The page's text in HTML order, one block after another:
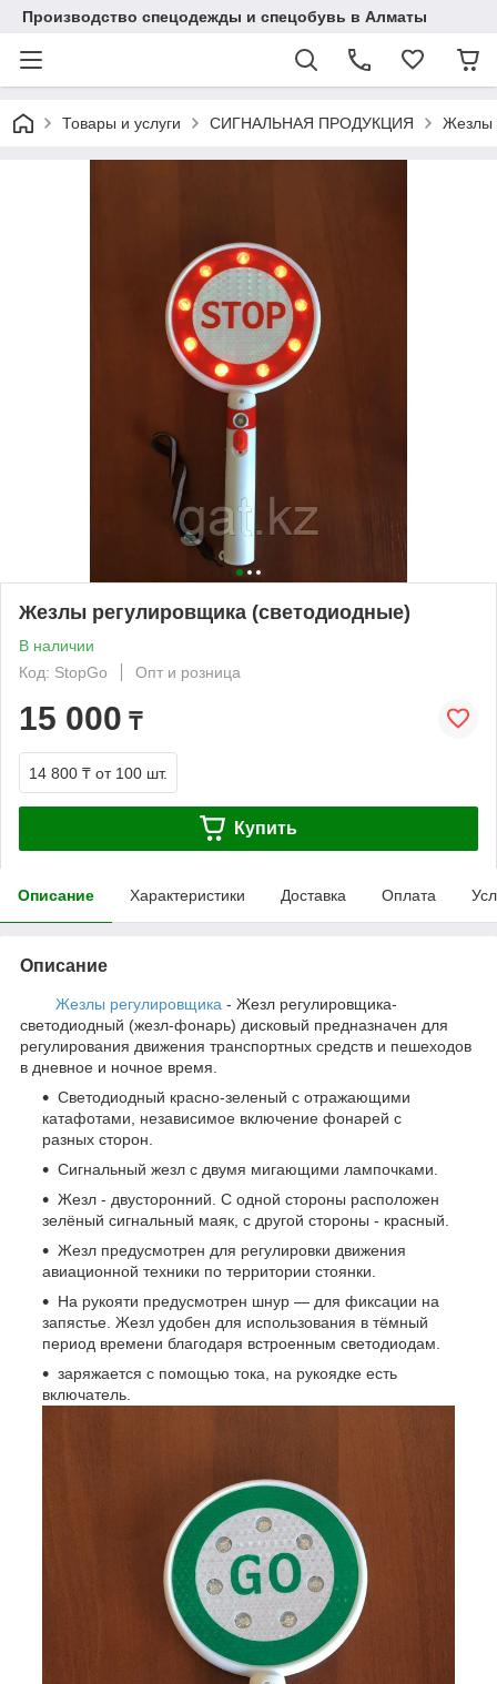
Производство спецодежды и спецобувь в Алматы
Товары и услуги СИГНАЛЬНАЯ ПРОДУКЦИЯ Жезлы
Жезлы регулировщика (светодиодные)
В наличии
Код: StopGo
Опт и розница
15 000 ₸
14 800 ₸ от 100 шт.
Купить
Описание Характеристики Доставка Оплата
Описание
Жезлы регулировщика - Жезл регулировщика-
светодиодный (жезл-фонарь) дисковый предназначен для
регулирования движения транспортных средств и пешеходов
в дневное и ночное время.
Светодиодный красно-зеленый с отражающими
катафотами, независимое включение фонарей с
разных сторон.
Сигнальный жезл с двумя мигающими лампочками.
Жезл - двусторонний. С одной стороны расположен
зелёный сигнальный маяк, с другой стороны - красный.
Жезл предусмотрен для регулировки движения
авиационной техники по территории стоянки.
На рукояти предусмотрен шнур — для фиксации на
запястье. Жезл удобен для использования в тёмный
период времени благодаря встроенным светодиодам.
заряжается с помощью тока, на рукоядке есть
включатель.